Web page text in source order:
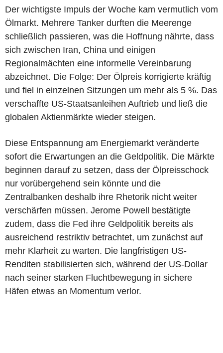
Der wichtigste Impuls der Woche kam vermutlich vom
Ölmarkt. Mehrere Tanker durften die Meerenge
schließlich passieren, was die Hoffnung nährte, dass
sich zwischen Iran, China und einigen
Regionalmächten eine informelle Vereinbarung
abzeichnet. Die Folge: Der Ölpreis korrigierte kräftig
und fiel in einzelnen Sitzungen um mehr als 5 %. Das
verschaffte US-Staatsanleihen Auftrieb und ließ die
globalen Aktienmärkte wieder steigen.
Diese Entspannung am Energiemarkt veränderte
sofort die Erwartungen an die Geldpolitik. Die Märkte
beginnen darauf zu setzen, dass der Ölpreisschock
nur vorübergehend sein könnte und die
Zentralbanken deshalb ihre Rhetorik nicht weiter
verschärfen müssen. Jerome Powell bestätigte
zudem, dass die Fed ihre Geldpolitik bereits als
ausreichend restriktiv betrachtet, um zunächst auf
mehr Klarheit zu warten. Die langfristigen US-
Renditen stabilisierten sich, während der US-Dollar
nach seiner starken Fluchtbewegung in sichere
Häfen etwas an Momentum verlor.